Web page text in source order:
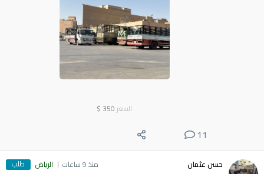
السعر 350
$
11
حسن عثمان منذ 9 ساعات الرياض طلب